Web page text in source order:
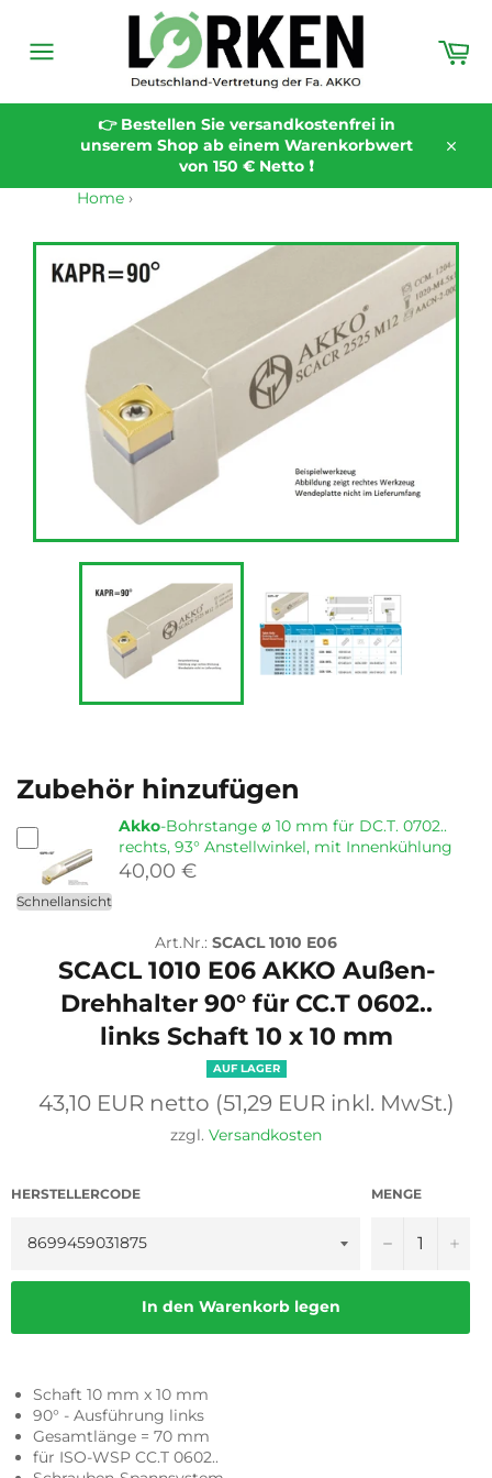
Inhalt
Seitennavigation
👉 Bestellen Sie versandkostenfrei in
unserem Shop ab einem Warenkorbwert
von 150 € Netto ❗️
Home ›
Zubehör hinzufügen
Schnellansicht
Akko-Bohrstange ø 10 mm für DC.T. 0702..
rechts, 93° Anstellwinkel, mit Innenkühlung
40,00 €
Art.Nr.: SCACL 1010 E06
SCACL 1010 E06 AKKO Außen-
Drehhalter 90° für CC.T 0602..
links Schaft 10 x 10 mm
AUF LAGER
Normaler
Preis
43,10 EUR netto (51,29 EUR inkl. MwSt.)
zzgl. Versandkosten
HERSTELLERCODE MENGE
− +
In den Warenkorb legen
Schaft 10 mm x 10 mm
90° - Ausführung links
Gesamtlänge = 70 mm
für ISO-WSP CC.T 0602..